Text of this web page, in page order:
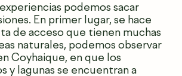
podemos sacar
En primer lugar, se hace
de acceso que tienen muchas
naturales, podemos observar
Coyhaique, en que los
y lagunas se encuentran a